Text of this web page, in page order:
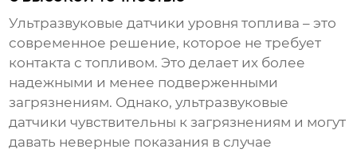
Ультразвуковыедатчики уровня топлива – это
современное решение, которое не требует
контакта с топливом. Это делает их более
надежными и менее подверженными
загрязнениям. Однако, ультразвуковые
датчики чувствительны к загрязнениям и могут
давать неверные показания в случае